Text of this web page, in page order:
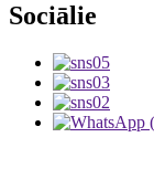
Sociālie